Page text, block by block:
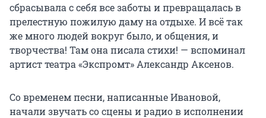
сбрасывала с себя все заботы и превращалась в
прелестную пожилую даму на отдыхе. И всё так
же много людей вокруг было, и общения, и
творчества! Там она писала стихи! — вспоминал
артист театра «Экспромт» Александр Аксенов.
Со временем песни, написанные Ивановой,
начали звучать со сцены и радио в исполнении